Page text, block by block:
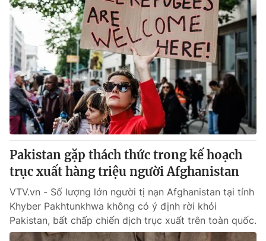
Pakistan gặp thách thức trong kế hoạch
trục xuất hàng triệu người Afghanistan
VTV.vn - Số lượng lớn người tị nạn Afghanistan tại tỉnh
Khyber Pakhtunkhwa không có ý định rời khỏi
Pakistan, bất chấp chiến dịch trục xuất trên toàn quốc.